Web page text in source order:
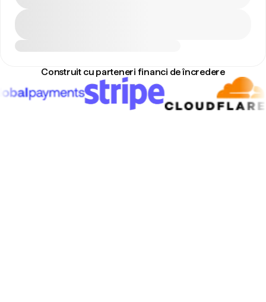
Construit cu parteneri financi de încredere